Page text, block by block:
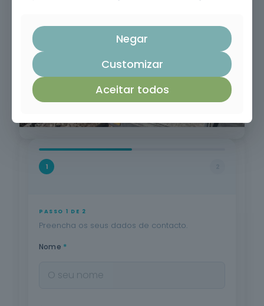
1
PASSO 1 DE 2
Preencha os seus dados de contacto.
Nome *
Negar
Customizar
Aceitar todos